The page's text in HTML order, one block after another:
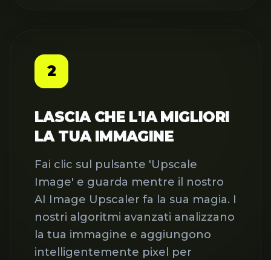
2
LASCIA CHE L'IA MIGLIORI
LA TUA IMMAGINE
Fai clic sul pulsante 'Upscale
Image' e guarda mentre il nostro
AI Image Upscaler fa la sua magia. I
nostri algoritmi avanzati analizzano
la tua immagine e aggiungono
intelligentemente pixel per